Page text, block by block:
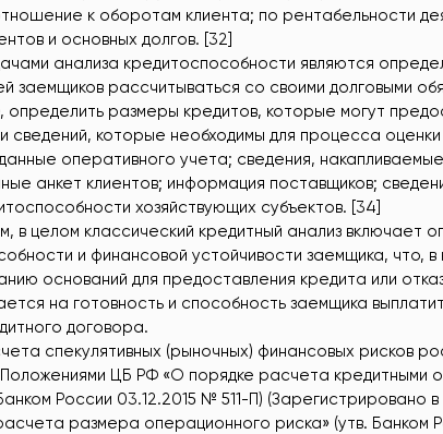
к оборотам клиента; по рентабельности
и основных долгов. [32]
анализа кредитоспособности являются
заемщиков рассчитываться со своими долговыми
определить размеры кредитов, которые могут
сведений, которые необходимы для процесса
оперативного учета; сведения,
анкет клиентов; информация поставщиков;
хозяйствующих субъектов. [34]
в целом классический кредитный анализ включает
и финансовой устойчивости заемщика, что, в
оснований для предоставления кредита или
на готовность и способность заемщика
договора.
спекулятивных (рыночных) финансовых рисков
ЦБ РФ «О порядке расчета кредитными
России 03.12.2015 № 511-П)
размера операционного риска» (утв. Банком